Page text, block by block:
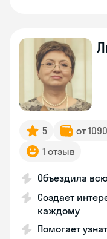
5 от
1 отзыв
Объездила
Создает
каждому
Помогает